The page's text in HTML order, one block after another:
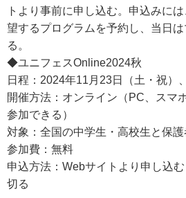
トより事前に申し込む。申込みに
望するプログラムを予約し、当日
る。
◆ユニフェスOnline2024秋
日程：2024年11月23日（土・祝）
開催方法：オンライン（PC、スマ
参加できる）
対象：全国の中学生・高校生と保
参加費：無料
申込方法：Webサイトより申し込
切る